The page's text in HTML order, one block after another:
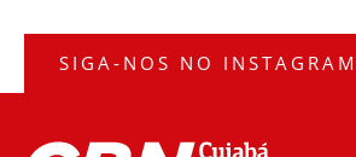
SIGA-NOS NO INSTAGRAM